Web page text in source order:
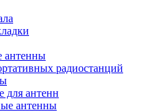
антенны
радиостанций
антенн
антенны